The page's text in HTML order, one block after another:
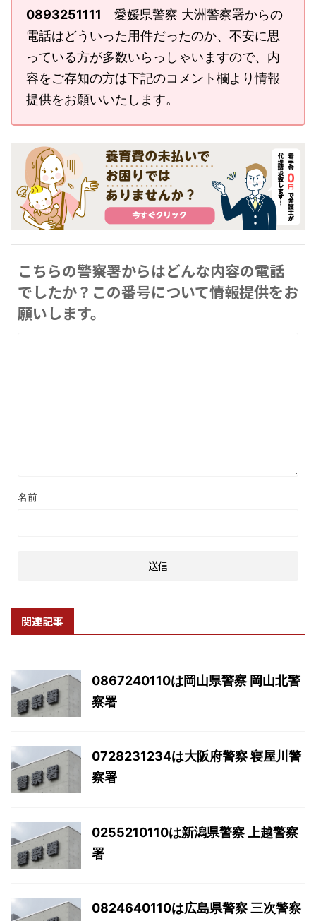
0893251111 愛媛県警察 大洲警察署からの
電話はどういった用件だったのか、不安に思
っている方が多数いらっしゃいますので、内
容をご存知の方は下記のコメント欄より情報
提供をお願いいたします。
こちらの警察署からはどんな内容の電話
でしたか？この番号について情報提供をお
願いします。
名前
関連記事
0867240110は岡山県警察 岡山北警
察署
0728231234は大阪府警察 寝屋川警
察署
0255210110は新潟県警察 上越警察
署
0824640110は広島県警察 三次警察